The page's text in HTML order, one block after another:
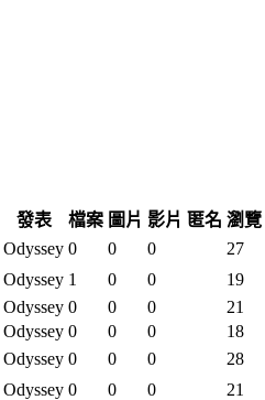
發表 檔案 圖片 影片 匿名 瀏覽
Odyssey 0 0 0 27
Odyssey 1 0 0 19
Odyssey 0 0 0 21
Odyssey 0 0 0 18
Odyssey 0 0 0 28
Odyssey 0 0 0 21